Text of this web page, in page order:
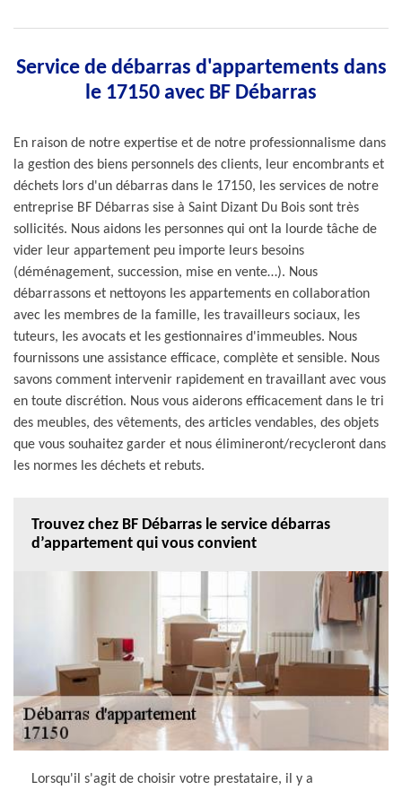
Service de débarras d'appartements dans
le 17150 avec BF Débarras
En raison de notre expertise et de notre professionnalisme dans
la gestion des biens personnels des clients, leur encombrants et
déchets lors d'un débarras dans le 17150, les services de notre
entreprise BF Débarras sise à Saint Dizant Du Bois sont très
sollicités. Nous aidons les personnes qui ont la lourde tâche de
vider leur appartement peu importe leurs besoins
(déménagement, succession, mise en vente…). Nous
débarrassons et nettoyons les appartements en collaboration
avec les membres de la famille, les travailleurs sociaux, les
tuteurs, les avocats et les gestionnaires d'immeubles. Nous
fournissons une assistance efficace, complète et sensible. Nous
savons comment intervenir rapidement en travaillant avec vous
en toute discrétion. Nous vous aiderons efficacement dans le tri
des meubles, des vêtements, des articles vendables, des objets
que vous souhaitez garder et nous élimineront/recycleront dans
les normes les déchets et rebuts.
Trouvez chez BF Débarras le service débarras
d’appartement qui vous convient
Lorsqu'il s'agit de choisir votre prestataire, il y a